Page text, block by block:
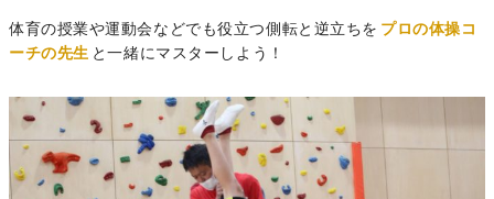
体育の授業や運動会などでも役立つ側転と逆立ちを プロの体操コ
ーチの先生 と一緒にマスターしよう！